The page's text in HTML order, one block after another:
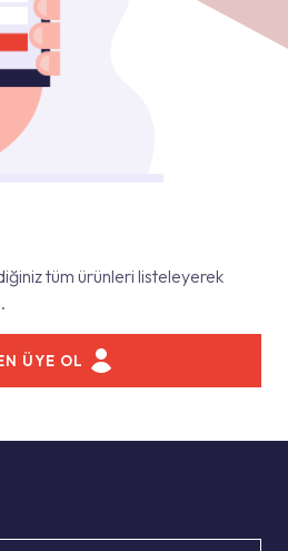
tüm ürünleri listeleyerek
ÜYE OL